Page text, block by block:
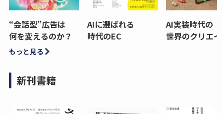
“会話型”広告は
何を変えるのか？
AIに選ばれる
時代のEC
AI実装時代の
世界のクリエ
もっと見る
新刊書籍